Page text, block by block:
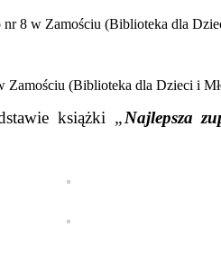
8 w Zamościu (Biblioteka dla
Zamościu (Biblioteka dla Dzieci i
książki „Najlepsza